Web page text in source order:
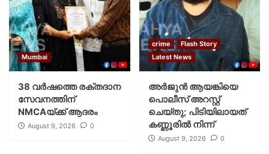
Mumbai
38 വർഷത്തെ രക്തദാന
സേവനത്തിന്
NMCAയ്ക്ക് ആദരം
August 9, 2026 0
crime
Flash Story
Latest News
അർജുൻ ആയങ്കിയെ
പൊലീസ് അറസ്റ്റ്
ചെയ്‌തു; പിടിയിലായത്
കണ്ണൂരിൽ നിന്ന്
August 9, 2026 0